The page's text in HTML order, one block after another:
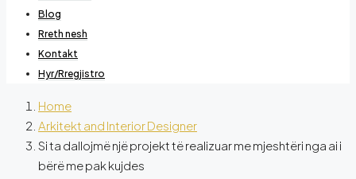
Blog
Rreth nesh
Kontakt
Hyr/Rregjistro
Home
Arkitekt and Interior Designer
Si ta dallojmë një projekt të realizuar me mjeshtëri nga ai i
bërë me pak kujdes